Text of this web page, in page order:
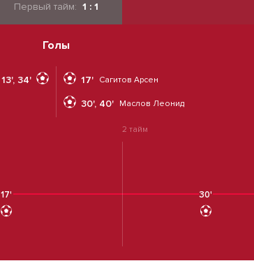
Первый тайм: 1 : 1
Голы
13', 34' Сагитов Арсен
17'
Маслов Леонид
30', 40'
2 тайм
17' 30'